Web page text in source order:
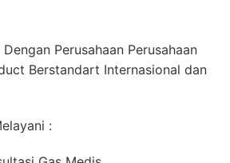
Perusahaan Perusahaan
Berstandart Internasional dan
: